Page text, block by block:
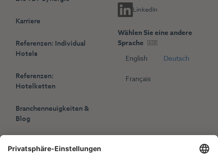
Karriere
Referenzen: Individual
Hotels
Referenzen:
Hotelketten
Branchenneuigkeiten &
Blog
LinkedIn
Wählen Sie eine andere
Sprache
English
Deutsch
Français